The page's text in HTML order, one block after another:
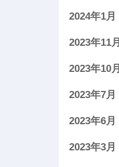
2024年1月
2023年11月
2023年10月
2023年7月
2023年6月
2023年3月